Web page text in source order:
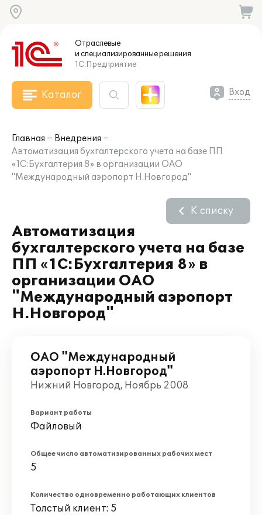
Отраслевые
и специализированныерешения
1С:Предприятие
Каталог Вход
Главная
Внедрения
Автоматизация бухгалтерского учета на базе ПП
«1C:Бухгалтерия 8» в организации ОАО
"Международный аэропорт Н.Новгород"
Автоматизация
бухгалтерского учета на базе
ПП «1C:Бухгалтерия 8» в
организации ОАО
"Международный аэропорт
Н.Новгород"
К списку
ОАО "Международный
аэропорт Н.Новгород"
Нижний Новгород, Ноябрь 2008
Вариант работы
Файловый
Общее число автоматизированных рабочих мест
5
Количество одновременно работающих клиентов
Толстый клиент: 5